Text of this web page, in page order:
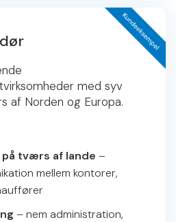
med syv
af Norden og Europa.
tværs af lande –
mellem kontorer,
– nem administration,